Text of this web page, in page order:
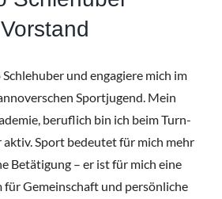
Vorstand
und engagiere mich im
Sportjugend. Mein
beruflich bin ich beim Turn-
Sport bedeutet für mich mehr
Betätigung – er ist für mich eine
für Gemeinschaft und persönliche